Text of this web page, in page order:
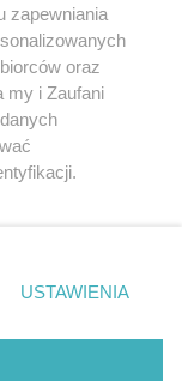
kary i może być
zapewniania
oraz
my i Zaufani
prywatności
zgody
takiemu
tylko
USTAWIENIA